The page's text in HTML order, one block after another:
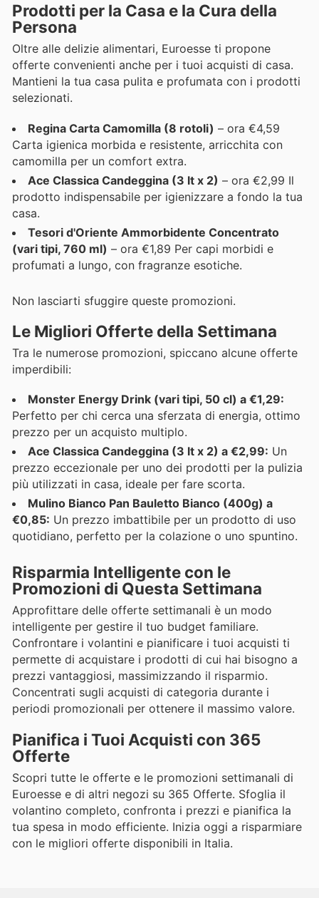
Prodotti per la Casa e la Cura della
Persona
Oltre alle delizie alimentari, Euroesse ti propone
offerte convenienti anche per i tuoi acquisti di casa.
Mantieni la tua casa pulita e profumata con i prodotti
selezionati.
Regina Carta Camomilla (8 rotoli) – ora €4,59
Carta igienica morbida e resistente, arricchita con
camomilla per un comfort extra.
Ace Classica Candeggina (3 lt x 2) – ora €2,99 Il
prodotto indispensabile per igienizzare a fondo la tua
casa.
Tesori d'Oriente Ammorbidente Concentrato
(vari tipi, 760 ml) – ora €1,89 Per capi morbidi e
profumati a lungo, con fragranze esotiche.
Non lasciarti sfuggire queste promozioni.
Le Migliori Offerte della Settimana
Tra le numerose promozioni, spiccano alcune offerte
imperdibili:
Monster Energy Drink (vari tipi, 50 cl) a €1,29:
Perfetto per chi cerca una sferzata di energia, ottimo
prezzo per un acquisto multiplo.
Ace Classica Candeggina (3 lt x 2) a €2,99: Un
prezzo eccezionale per uno dei prodotti per la pulizia
più utilizzati in casa, ideale per fare scorta.
Mulino Bianco Pan Bauletto Bianco (400g) a
€0,85: Un prezzo imbattibile per un prodotto di uso
quotidiano, perfetto per la colazione o uno spuntino.
Risparmia Intelligente con le
Promozioni di Questa Settimana
Approfittare delle offerte settimanali è un modo
intelligente per gestire il tuo budget familiare.
Confrontare i volantini e pianificare i tuoi acquisti ti
permette di acquistare i prodotti di cui hai bisogno a
prezzi vantaggiosi, massimizzando il risparmio.
Concentrati sugli acquisti di categoria durante i
periodi promozionali per ottenere il massimo valore.
Pianifica i Tuoi Acquisti con 365
Offerte
Scopri tutte le offerte e le promozioni settimanali di
Euroesse e di altri negozi su 365 Offerte. Sfoglia il
volantino completo, confronta i prezzi e pianifica la
tua spesa in modo efficiente. Inizia oggi a risparmiare
con le migliori offerte disponibili in Italia.